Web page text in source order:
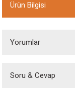
Ürün Bilgisi
Yorumlar
Soru & Cevap